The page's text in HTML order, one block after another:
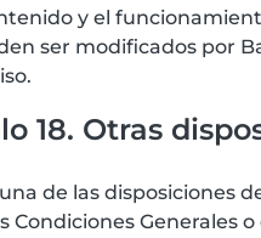
y el
ser modificados por
18. Otras
de las disposiciones
Condiciones Generales